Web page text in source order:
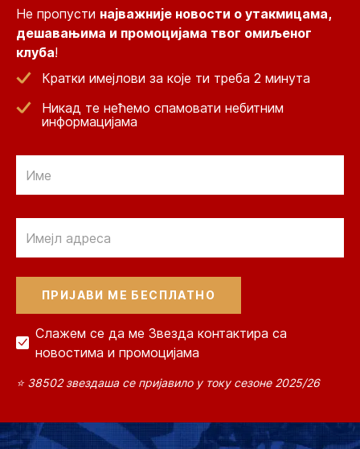
Не пропусти најважније новости о утакмицама,
дешавањима и промоцијама твог омиљеног
клуба!
Кратки имејлови за које ти треба 2 минута
Никад те нећемо спамовати небитним
информацијама
Слажем се да ме Звезда контактира са
новостима и промоцијама
⭐ 38502 звездаша се пријавило у току сезоне 2025/26